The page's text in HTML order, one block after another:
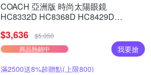
COACH 亞洲版 時尚太陽眼鏡
HC8332D HC8368D HC8429D
(加贈掛式眼鏡袋)
$3,636
$5,050
商品熱銷中
我要搶
滿2500送8%超贈點(上限800)